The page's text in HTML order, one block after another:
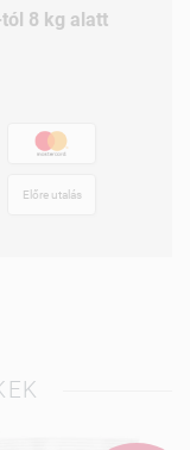
8 kg alatt
Előre utalás